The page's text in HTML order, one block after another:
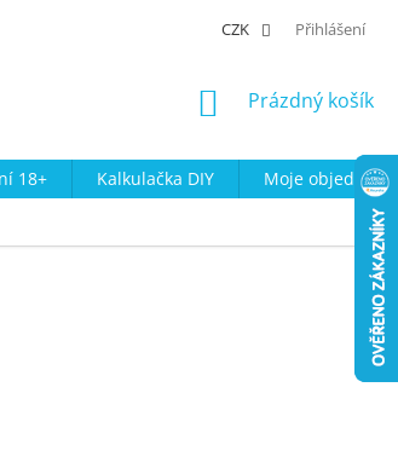
CZK Přihlášení
NÁKUPNÍ
Prázdný košík
18+ Kalkulačka DIY
Moje